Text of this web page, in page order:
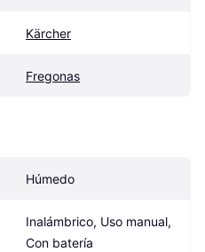
Kärcher
Fregonas
Húmedo
Inalámbrico, Uso manual,
Con batería